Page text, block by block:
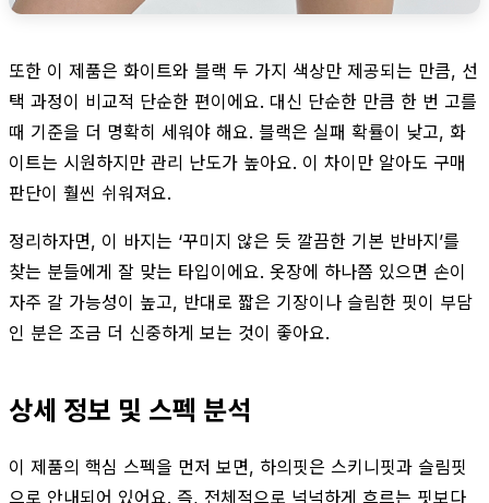
또한 이 제품은 화이트와 블랙 두 가지 색상만 제공되는 만큼, 선
택 과정이 비교적 단순한 편이에요. 대신 단순한 만큼 한 번 고를
때 기준을 더 명확히 세워야 해요. 블랙은 실패 확률이 낮고, 화
이트는 시원하지만 관리 난도가 높아요. 이 차이만 알아도 구매
판단이 훨씬 쉬워져요.
정리하자면, 이 바지는 ‘꾸미지 않은 듯 깔끔한 기본 반바지’를
찾는 분들에게 잘 맞는 타입이에요. 옷장에 하나쯤 있으면 손이
자주 갈 가능성이 높고, 반대로 짧은 기장이나 슬림한 핏이 부담
인 분은 조금 더 신중하게 보는 것이 좋아요.
상세 정보 및 스펙 분석
이 제품의 핵심 스펙을 먼저 보면, 하의핏은 스키니핏과 슬림핏
으로 안내되어 있어요. 즉, 전체적으로 넉넉하게 흐르는 핏보다